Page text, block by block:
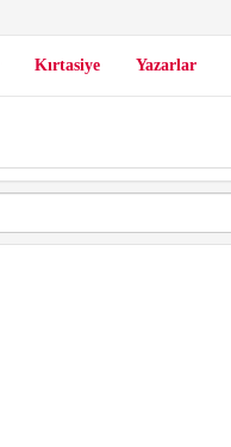
Kırtasiye Yazarlar